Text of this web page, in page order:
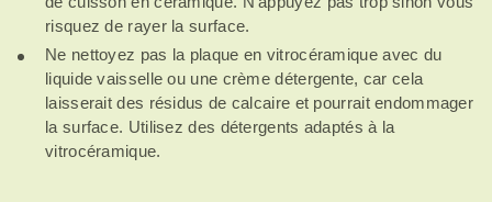
risquez de rayer la surface.
Ne nettoyez pas la plaque en vitrocéramique avec du
liquide vaisselle ou une crème détergente, car cela
laisserait des résidus de calcaire et pourrait endommager
la surface. Utilisez des détergents adaptés à la
vitrocéramique.